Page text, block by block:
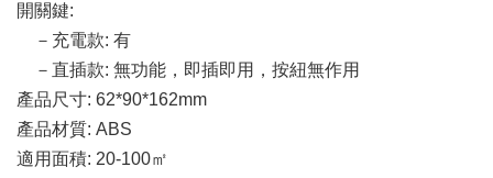
開關鍵:
－充電款: 有
－直插款: 無功能，即插即用，按紐無作用
產品尺寸: 62*90*162mm
產品材質: ABS
適用面積: 20-100㎡